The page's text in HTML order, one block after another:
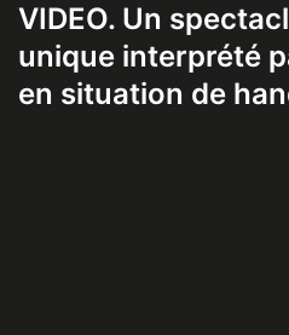
VIDEO. Un
unique interprété
en situation de